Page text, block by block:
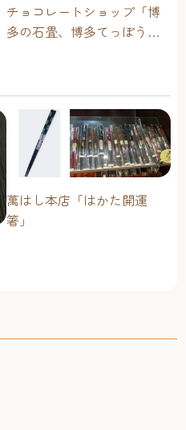
チョコレートショップ「博
多の石畳、博多てっぽう、
萬はし本店「はかた開運
箸」